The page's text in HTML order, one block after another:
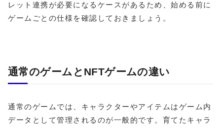
レット連携が必要になるケースがあるため、始める前に
ゲームごとの仕様を確認しておきましょう。
通常のゲームとNFTゲームの違い
通常のゲームでは、キャラクターやアイテムはゲーム内
データとして管理されるのが一般的です。育てたキャラ